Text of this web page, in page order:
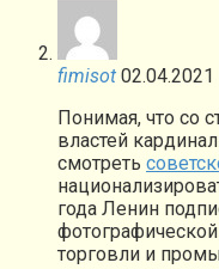
fimisot
Понимая, что со
властей
смотреть
года Ленин
торговли и